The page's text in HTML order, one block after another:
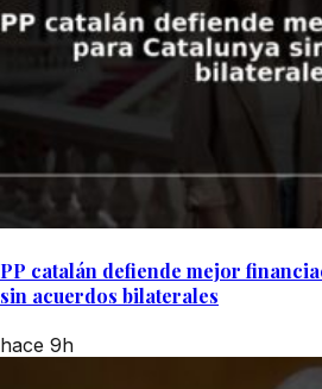
PP catalán defiende mejor
sin acuerdos bilaterales
hace 9h